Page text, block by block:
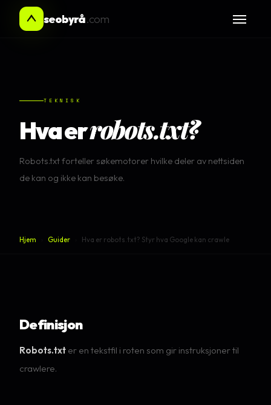
seobyrå.com
TEKNISK
Hva errobots.txt?
Robots.txt forteller søkemotorer hvilke deler av nettsiden
de kan og ikke kan besøke.
Hjem Guider Hva er robots.txt? Styr hva Google kan crawle
Definisjon
Robots.txt er en tekstfil i roten som gir instruksjoner til
crawlere.